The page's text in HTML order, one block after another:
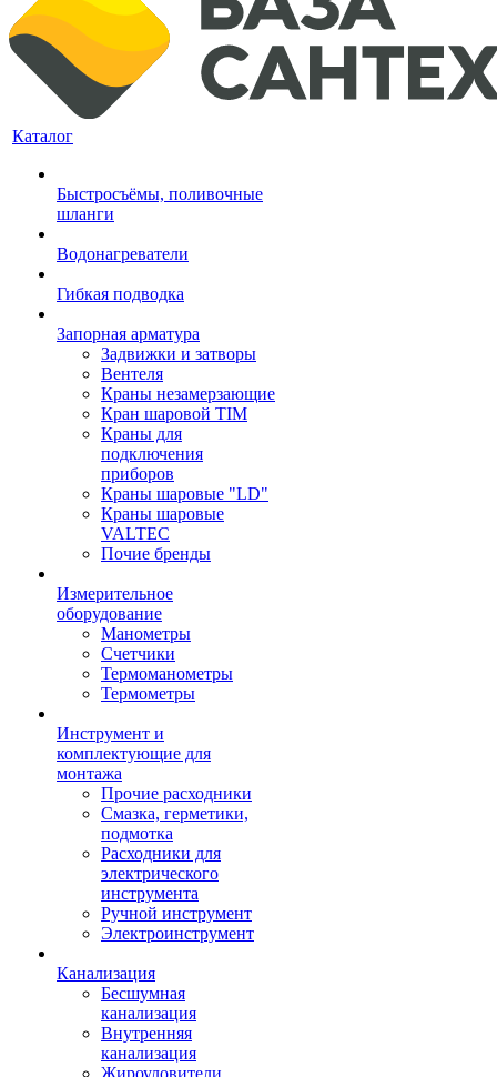
Каталог
Быстросъёмы, поливочные
шланги
Водонагреватели
Гибкая подводка
Запорная арматура
Задвижки и затворы
Вентеля
Краны незамерзающие
Кран шаровой TIM
Краны для
подключения
приборов
Краны шаровые "LD"
Краны шаровые
VALTEC
Почие бренды
Измерительное
оборудование
Манометры
Счетчики
Термоманометры
Термометры
Инструмент и
комплектующие для
монтажа
Прочие расходники
Смазка, герметики,
подмотка
Расходники для
электрического
инструмента
Ручной инструмент
Электроинструмент
Канализация
Бесшумная
канализация
Внутренняя
канализация
Жироуловители